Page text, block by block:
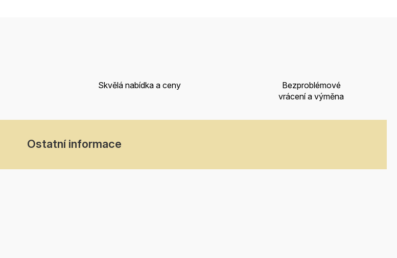
Skvělá nabídka a ceny
Bezproblémové
vrácení a výměna
Ostatní informace